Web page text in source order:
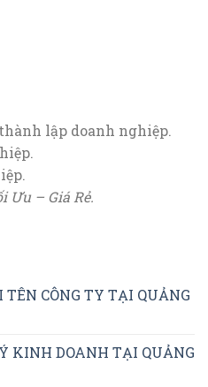
lập doanh nghiệp.
Ưu – Giá Rẻ.
CÔNG TY TẠI QUẢNG
KINH DOANH TẠI QUẢNG